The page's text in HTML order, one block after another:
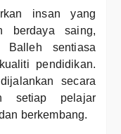
insan yang
berdaya saing,
Balleh sentiasa
pendidikan.
secara
setiap pelajar
berkembang.